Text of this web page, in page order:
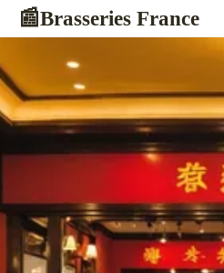
📰Brasseries France